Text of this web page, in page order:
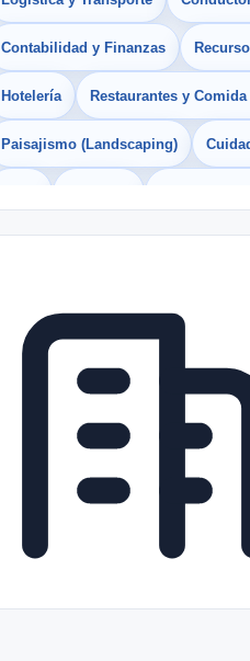
Contabilidad y Finanzas
Hotelería Restaurantes y
Paisajismo (Landscaping)
Freelance Prácticas (Internships)
Telecomunicaciones